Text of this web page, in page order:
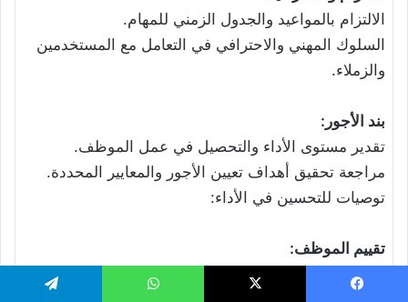
الالتزام بالمواعيد والجدول الزمني للمهام.
السلوك المهني والاحترافي في التعامل مع المستخدمين
والزملاء.
بند الأجور:
تقدير مستوى الأداء والتحصيل في عمل الموظف.
مراجعة تحقيق أهداف تعيين الأجور والمعايير المحددة.
توصيات للتحسين في الأداء:
تقييم الموظف:
المجموع الكلي: 5